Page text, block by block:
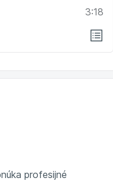
3:18
profesijné